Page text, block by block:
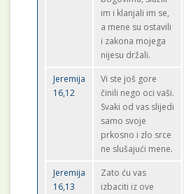
im i klanjali im se,
a mene su ostavili
i zakona mojega
nijesu držali.
Jeremija
16,12
Vi ste još gore
činili nego oci vaši.
Svaki od vas slijedi
samo svoje
prkosno i zlo srce
ne slušajući mene.
Jeremija
16,13
Zato ću vas
izbaciti iz ove